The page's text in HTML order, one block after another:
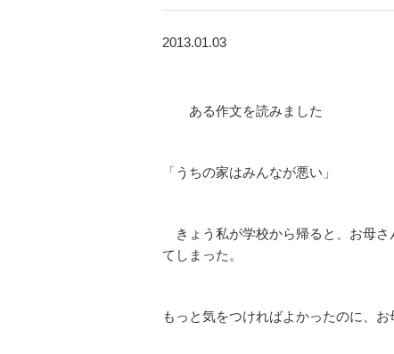
2013.01.03
ある作文を読みました
「うちの家はみんなが悪い」
きょう私が学校から帰ると、お母さ
てしまった。
もっと気をつければよかったのに、